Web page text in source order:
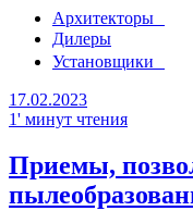
Архитекторы
Дилеры
Установщики
17.02.2023
1' минут чтения
Приемы,